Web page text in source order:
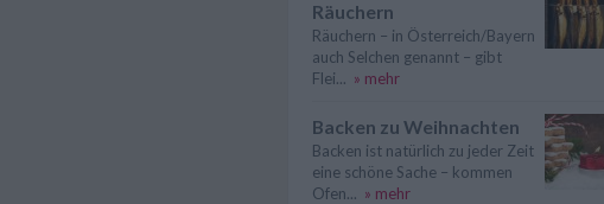
Räuchern
Räuchern – in Österreich/Bayern
auch Selchen genannt – gibt
Flei... » mehr
Backen zu Weihnachten
Backen ist natürlich zu jeder Zeit
eine schöne Sache – kommen
Ofen... » mehr